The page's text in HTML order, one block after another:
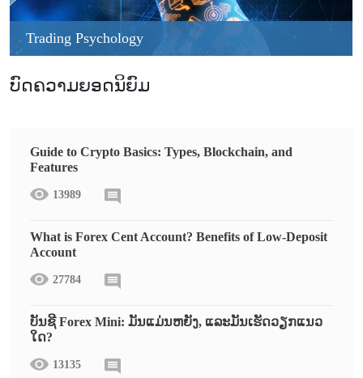
Trading Psychology
ບົດຄວາມຍອດນິຍົມ
Guide to Crypto Basics: Types, Blockchain, and
Features
13989
What is Forex Cent Account? Benefits of Low-Deposit
Account
27784
ບັນຊີ Forex Mini: ມັນແມ່ນຫຍັງ, ແລະມັນເຮັດວຽກແນວ
ໃດ?
13135